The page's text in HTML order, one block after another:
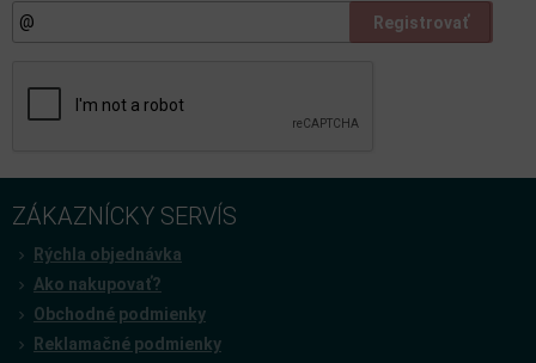
Registrovať
ZÁKAZNÍCKY SERVÍS
Rýchla objednávka
Ako nakupovať?
Obchodné podmienky
Reklamačné podmienky